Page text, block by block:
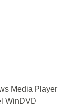
Media Player
WinDVD